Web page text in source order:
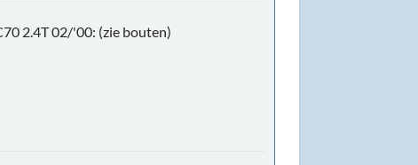
2.4T 02/'00: (zie bouten)